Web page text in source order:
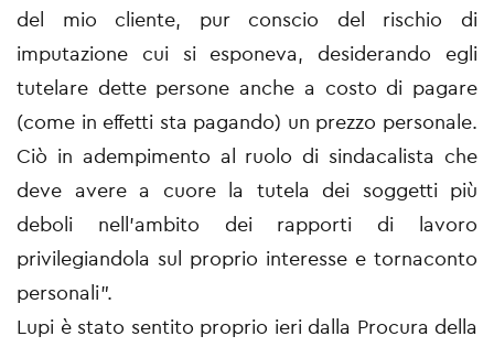
del mio cliente, pur conscio del rischio di
imputazione cui si esponeva, desiderando egli
tutelare dette persone anche a costo di pagare
(come in effetti sta pagando) un prezzo personale.
Ciò in adempimento al ruolo di sindacalista che
deve avere a cuore la tutela dei soggetti più
deboli nell'ambito dei rapporti di lavoro
privilegiandola sul proprio interesse e tornaconto
personali".
Lupi è stato sentito proprio ieri dalla Procura della